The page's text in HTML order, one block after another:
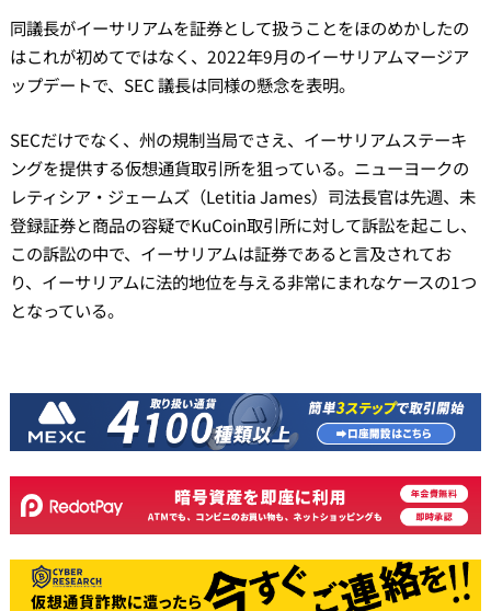
同議長がイーサリアムを証券として扱うことをほのめかしたの
はこれが初めてではなく、2022年9月のイーサリアムマージア
ップデートで、SEC 議長は同様の懸念を表明。
SECだけでなく、州の規制当局でさえ、イーサリアムステーキ
ングを提供する仮想通貨取引所を狙っている。ニューヨークの
レティシア・ジェームズ（Letitia James）司法長官は先週、未
登録証券と商品の容疑でKuCoin取引所に対して訴訟を起こし、
この訴訟の中で、イーサリアムは証券であると言及されてお
り、イーサリアムに法的地位を与える非常にまれなケースの1つ
となっている。